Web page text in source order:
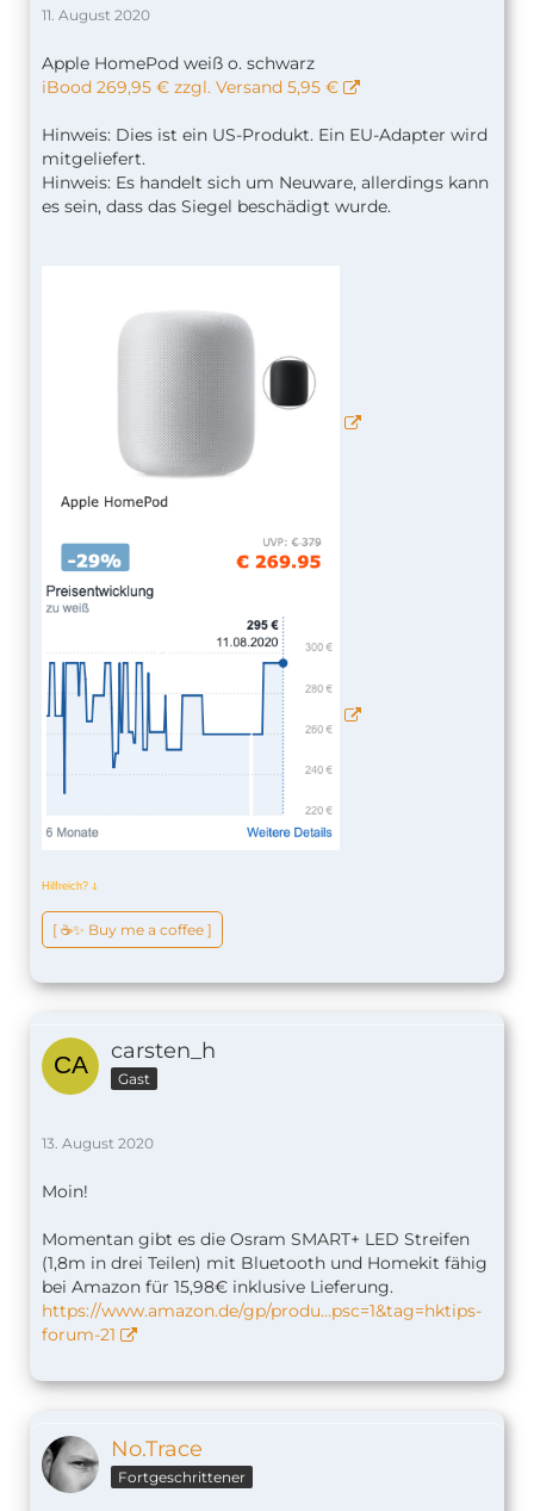
11. August 2020
Apple HomePod weiß o. schwarz
iBood 269,95 € zzgl. Versand 5,95 €
Hinweis: Dies ist ein US-Produkt. Ein EU-Adapter wird
mitgeliefert.
Hinweis: Es handelt sich um Neuware, allerdings kann
es sein, dass das Siegel beschädigt wurde.
Hilfreich? ↆ
[ ☕️✨ Buy me a coffee ]
carsten_h
Gast
13. August 2020
Moin!
Momentan gibt es die Osram SMART+ LED Streifen
(1,8m in drei Teilen) mit Bluetooth und Homekit fähig
bei Amazon für 15,98€ inklusive Lieferung.
https://www.amazon.de/gp/produ…psc=1&tag=hktips-
forum-21
No.Trace
Fortgeschrittener